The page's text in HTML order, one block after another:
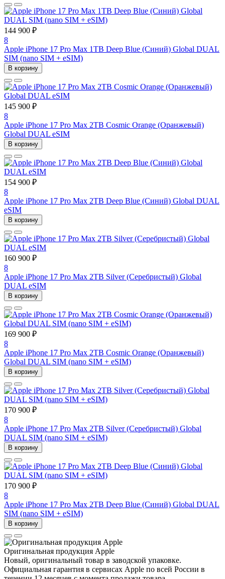
144 900 ₽
8
Apple iPhone 17 Pro Max 1TB Deep Blue (Синий) Global DUAL
SIM (nano SIM + eSIM)
В корзину
145 900 ₽
8
Apple iPhone 17 Pro Max 2TB Cosmic Orange (Оранжевый)
Global DUAL eSIM
В корзину
154 900 ₽
8
Apple iPhone 17 Pro Max 2TB Deep Blue (Синий) Global DUAL
eSIM
В корзину
160 900 ₽
8
Apple iPhone 17 Pro Max 2TB Silver (Серебристый) Global
DUAL eSIM
В корзину
169 900 ₽
8
Apple iPhone 17 Pro Max 2TB Cosmic Orange (Оранжевый)
Global DUAL SIM (nano SIM + eSIM)
В корзину
170 900 ₽
8
Apple iPhone 17 Pro Max 2TB Silver (Серебристый) Global
DUAL SIM (nano SIM + eSIM)
В корзину
170 900 ₽
8
Apple iPhone 17 Pro Max 2TB Deep Blue (Синий) Global DUAL
SIM (nano SIM + eSIM)
В корзину
Оригинальная продукция Apple
Новый, оригинальный товар в заводской упаковке.
Официальная гарантия в сервисах Apple по всей России в